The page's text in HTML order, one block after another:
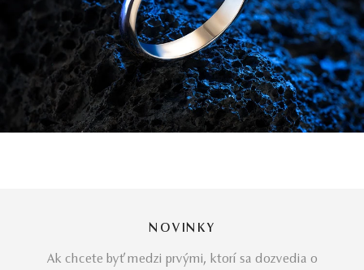
NOVINKY
Ak chcete byť medzi prvými, ktorí sa dozvedia o